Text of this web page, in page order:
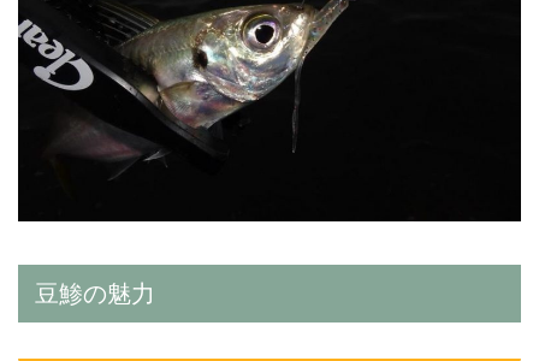
豆鯵の魅力